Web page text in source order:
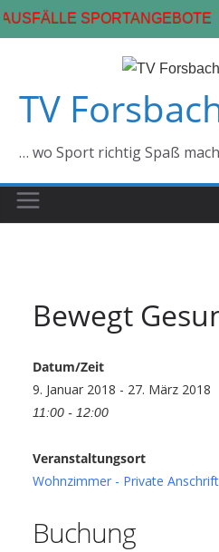
SPORTANGEBOTE
springen
TV
… wo Sport richtig Spaß
Bewegt
Datum/Zeit
9. Januar 2018 - 27. März 2018
11:00 - 12:00
Veranstaltungsort
Wohnzimmer - Private Anschrift
Buchung